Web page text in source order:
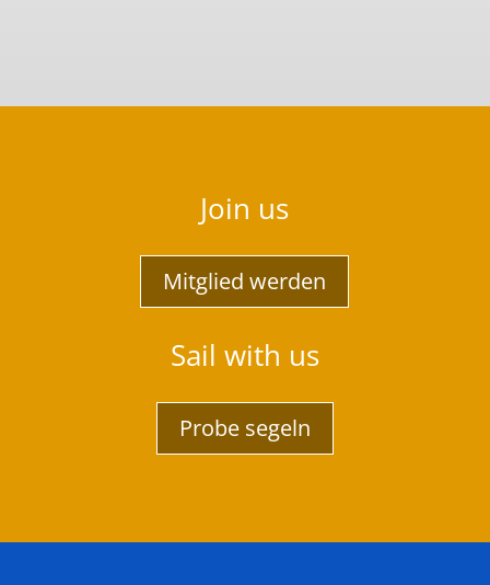
Join us
Mitglied werden
Sail with us
Probe segeln